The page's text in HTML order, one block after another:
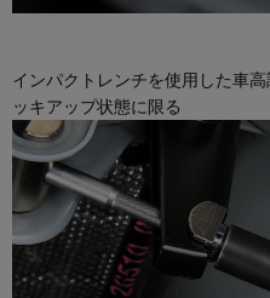
インパクトレンチを使用した車
ッキアップ状態に限る